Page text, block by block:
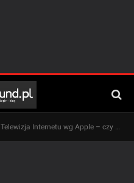
Telewizja Internetu wg Apple – czy dasz się wciągnąć w magię ekranu?